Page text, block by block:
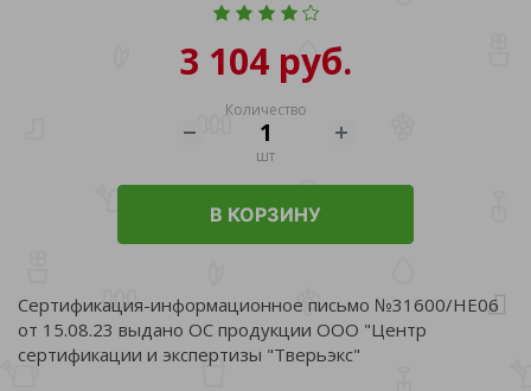
3 104 руб.
Количество
шт
В КОРЗИНУ
Сертификация-информационное письмо №31600/НЕ06
от 15.08.23 выдано ОС продукции ООО "Центр
сертификации и экспертизы "Тверьэкс"